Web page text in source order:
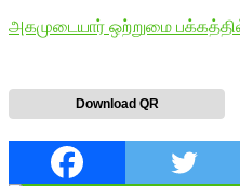
அகமுடையார் ஒற்றுமை பக்கத்தில்
Download QR